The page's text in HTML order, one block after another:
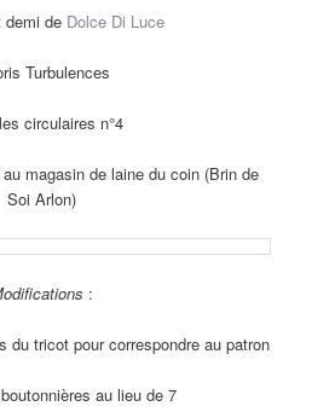
demi de Dolce Di Luce
Turbulences
circulaires n°4
magasin de laine du coin (Brin de
Soi Arlon)
:
du tricot pour correspondre au patron
au lieu de 7